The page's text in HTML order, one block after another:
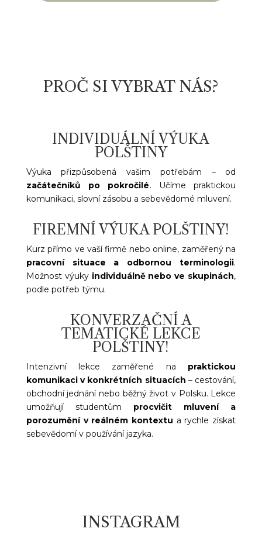
PROČ SI VYBRAT NÁS?
INDIVIDUÁLNÍ VÝUKA
POLŠTINY
Výuka přizpůsobená vašim potřebám – od
začátečníků po pokročilé. Učíme praktickou
komunikaci, slovní zásobu a sebevědomé mluvení.
FIREMNÍ VÝUKA POLŠTINY!
Kurz přímo ve vaší firmě nebo online, zaměřený na
pracovní situace a odbornou terminologii.
Možnost výuky individuálně nebo ve skupinách,
podle potřeb týmu.
KONVERZAČNÍ A
TEMATICKÉ LEKCE
POLŠTINY!
Intenzivní lekce zaměřené na praktickou
komunikaci v konkrétních situacích – cestování,
obchodní jednání nebo běžný život v Polsku. Lekce
umožňují studentům procvičit mluvení a
porozumění v reálném kontextu a rychle získat
sebevědomí v používání jazyka.
INSTAGRAM